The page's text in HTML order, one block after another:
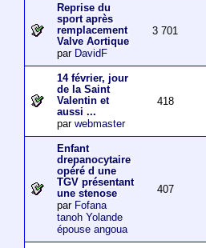
Reprise du
sport après
remplacement
Valve Aortique
par DavidF
3 701
14 février, jour
de la Saint
Valentin et
aussi ...
par webmaster
418
Enfant
drepanocytaire
opéré d une
TGV présentant
une stenose
par Fofana
tanoh Yolande
épouse angoua
407